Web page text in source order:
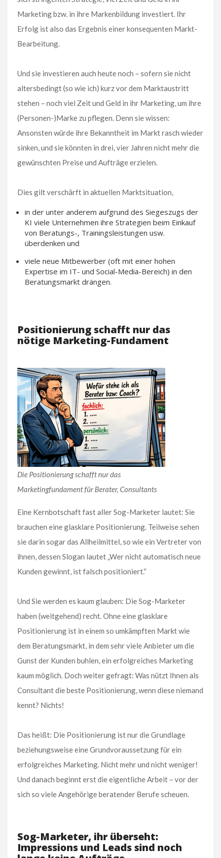
Marketing bzw. in ihre Markenbildung investiert. Ihr
Erfolg ist also das Ergebnis einer konsequenten Markt-
Bearbeitung.
Und sie investieren auch heute noch – sofern sie nicht
altersbedingt (so wie ich) kurz vor dem Marktaustritt
stehen – noch viel Zeit und Geld in ihr Marketing, um ihre
(Personen-)Marke zu pflegen. Denn sie wissen:
Ansonsten würde ihre Bekanntheit im Markt rasch wieder
sinken, und sie könnten in drei, vier Jahren nicht mehr die
gewünschten Preise und Aufträge erzielen.
Dies gilt verschärft in aktuellen Marktsituation,
in der unter anderem aufgrund des Siegeszugs der
KI viele Unternehmen ihre Strategien beim Einkauf
von Beratungs-, Trainingsleistungen usw.
überdenken und
viele neue Mitbewerber (oft mit einer hohen
Expertise im IT- und Social-Media-Bereich) in den
Beratungsmarkt drängen.
Positionierung schafft nur das
nötige Marketing-Fundament
Die Positionierung schafft nur das
Marketingfundament für Berater, Consultants
Eine Kernbotschaft fast aller Sog-Marketer lautet: Sie
brauchen eine glasklare Positionierung. Teilweise sehen
sie darin sogar das Allheilmittel, so wie ein Vertreter von
ihnen, dessen Slogan lautet „Wer nicht automatisch neue
Kunden gewinnt, ist falsch positioniert.“
Und Sie werden es kaum glauben: Die Sog-Marketer
haben (weitgehend) recht. Ohne eine glasklare
Positionierung ist in einem so umkämpften Markt wie
dem Beratungsmarkt, in dem sehr viele Anbieter um die
Gunst der Kunden buhlen, ein erfolgreiches Marketing
kaum möglich. Doch weiter gefragt: Was nützt Ihnen als
Consultant die beste Positionierung, wenn diese niemand
kennt? Nichts!
Das heißt: Die Positionierung ist nur die Grundlage
beziehungsweise eine Grundvoraussetzung für ein
erfolgreiches Marketing. Nicht mehr und nicht weniger!
Und danach beginnt erst die eigentliche Arbeit – vor der
sich so viele Angehörige beratender Berufe scheuen.
Sog-Marketer, ihr überseht:
Impressions und Leads sind noch